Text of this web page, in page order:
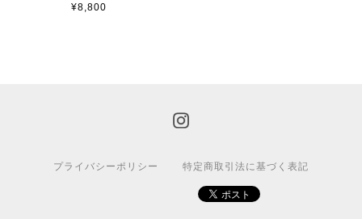
¥8,800
プライバシーポリシー 特定商取引法に基づく表記